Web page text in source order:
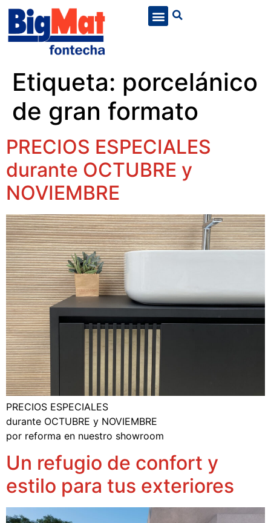
Etiqueta: porcelánico
de gran formato
PRECIOS ESPECIALES
durante OCTUBRE y
NOVIEMBRE
PRECIOS ESPECIALES
durante OCTUBRE y NOVIEMBRE
por reforma en nuestro showroom
Un refugio de confort y
estilo para tus exteriores